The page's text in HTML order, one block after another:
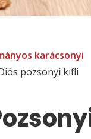
karácsonyi
pozsonyi kifli